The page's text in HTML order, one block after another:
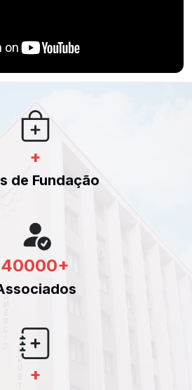
+
de Fundação
40000+
+